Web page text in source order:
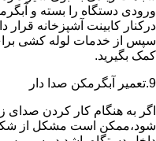
ورودی دستگاه را بسته و
درکنار کابینت آشپزخانه قرار
سپس از خدمات لوله کشی
کمک بگیرید.
9.تعمیر آبگرمکن صدا دار
اگر به هنگام کار کردن صدای
شود،ممکن است مشکل از